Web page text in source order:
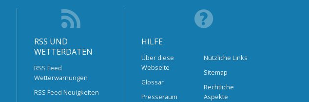
RSS UND
WETTERDATEN
RSS Feed
Wetterwarnungen
RSS Feed Neuigkeiten
HILFE
Über diese
Webseite
Glossar
Presseraum
Nützliche Links
Sitemap
Rechtliche
Aspekte